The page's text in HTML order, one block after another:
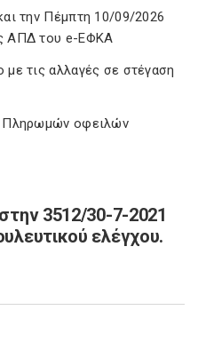
την Πέμπτη 10/09/2026
ΑΠΔ του e-ΕΦΚΑ
τις αλλαγές σε στέγαση
Πληρωμών οφειλών
3512/30-7-2021
ελέγχου.